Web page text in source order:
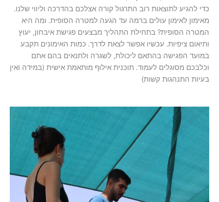
כדי להגיע לתוצאות רוב התרגול קורה אצלכם בהדרכה וליווי שלנו.
מאימון לאימון עולים ברמה עד הגעה למטרה הסופית. ומה היא
המטרה הסופית? בתחילת התהליך מבצעים פגישת איבחון, יעוץ
ותיאום ציפיות. עכשיו אפשר לצאת לדרך. כמות האימונים תקבע
במועד הפגישה בהתאם ליכולת, לשגרה ולתנאים בהם אתם
וכלבכם מסוגלים לעמוד. תוכנית אילוף מותאמת אישית (במידה ואין
בעיות התנהגות קשות)